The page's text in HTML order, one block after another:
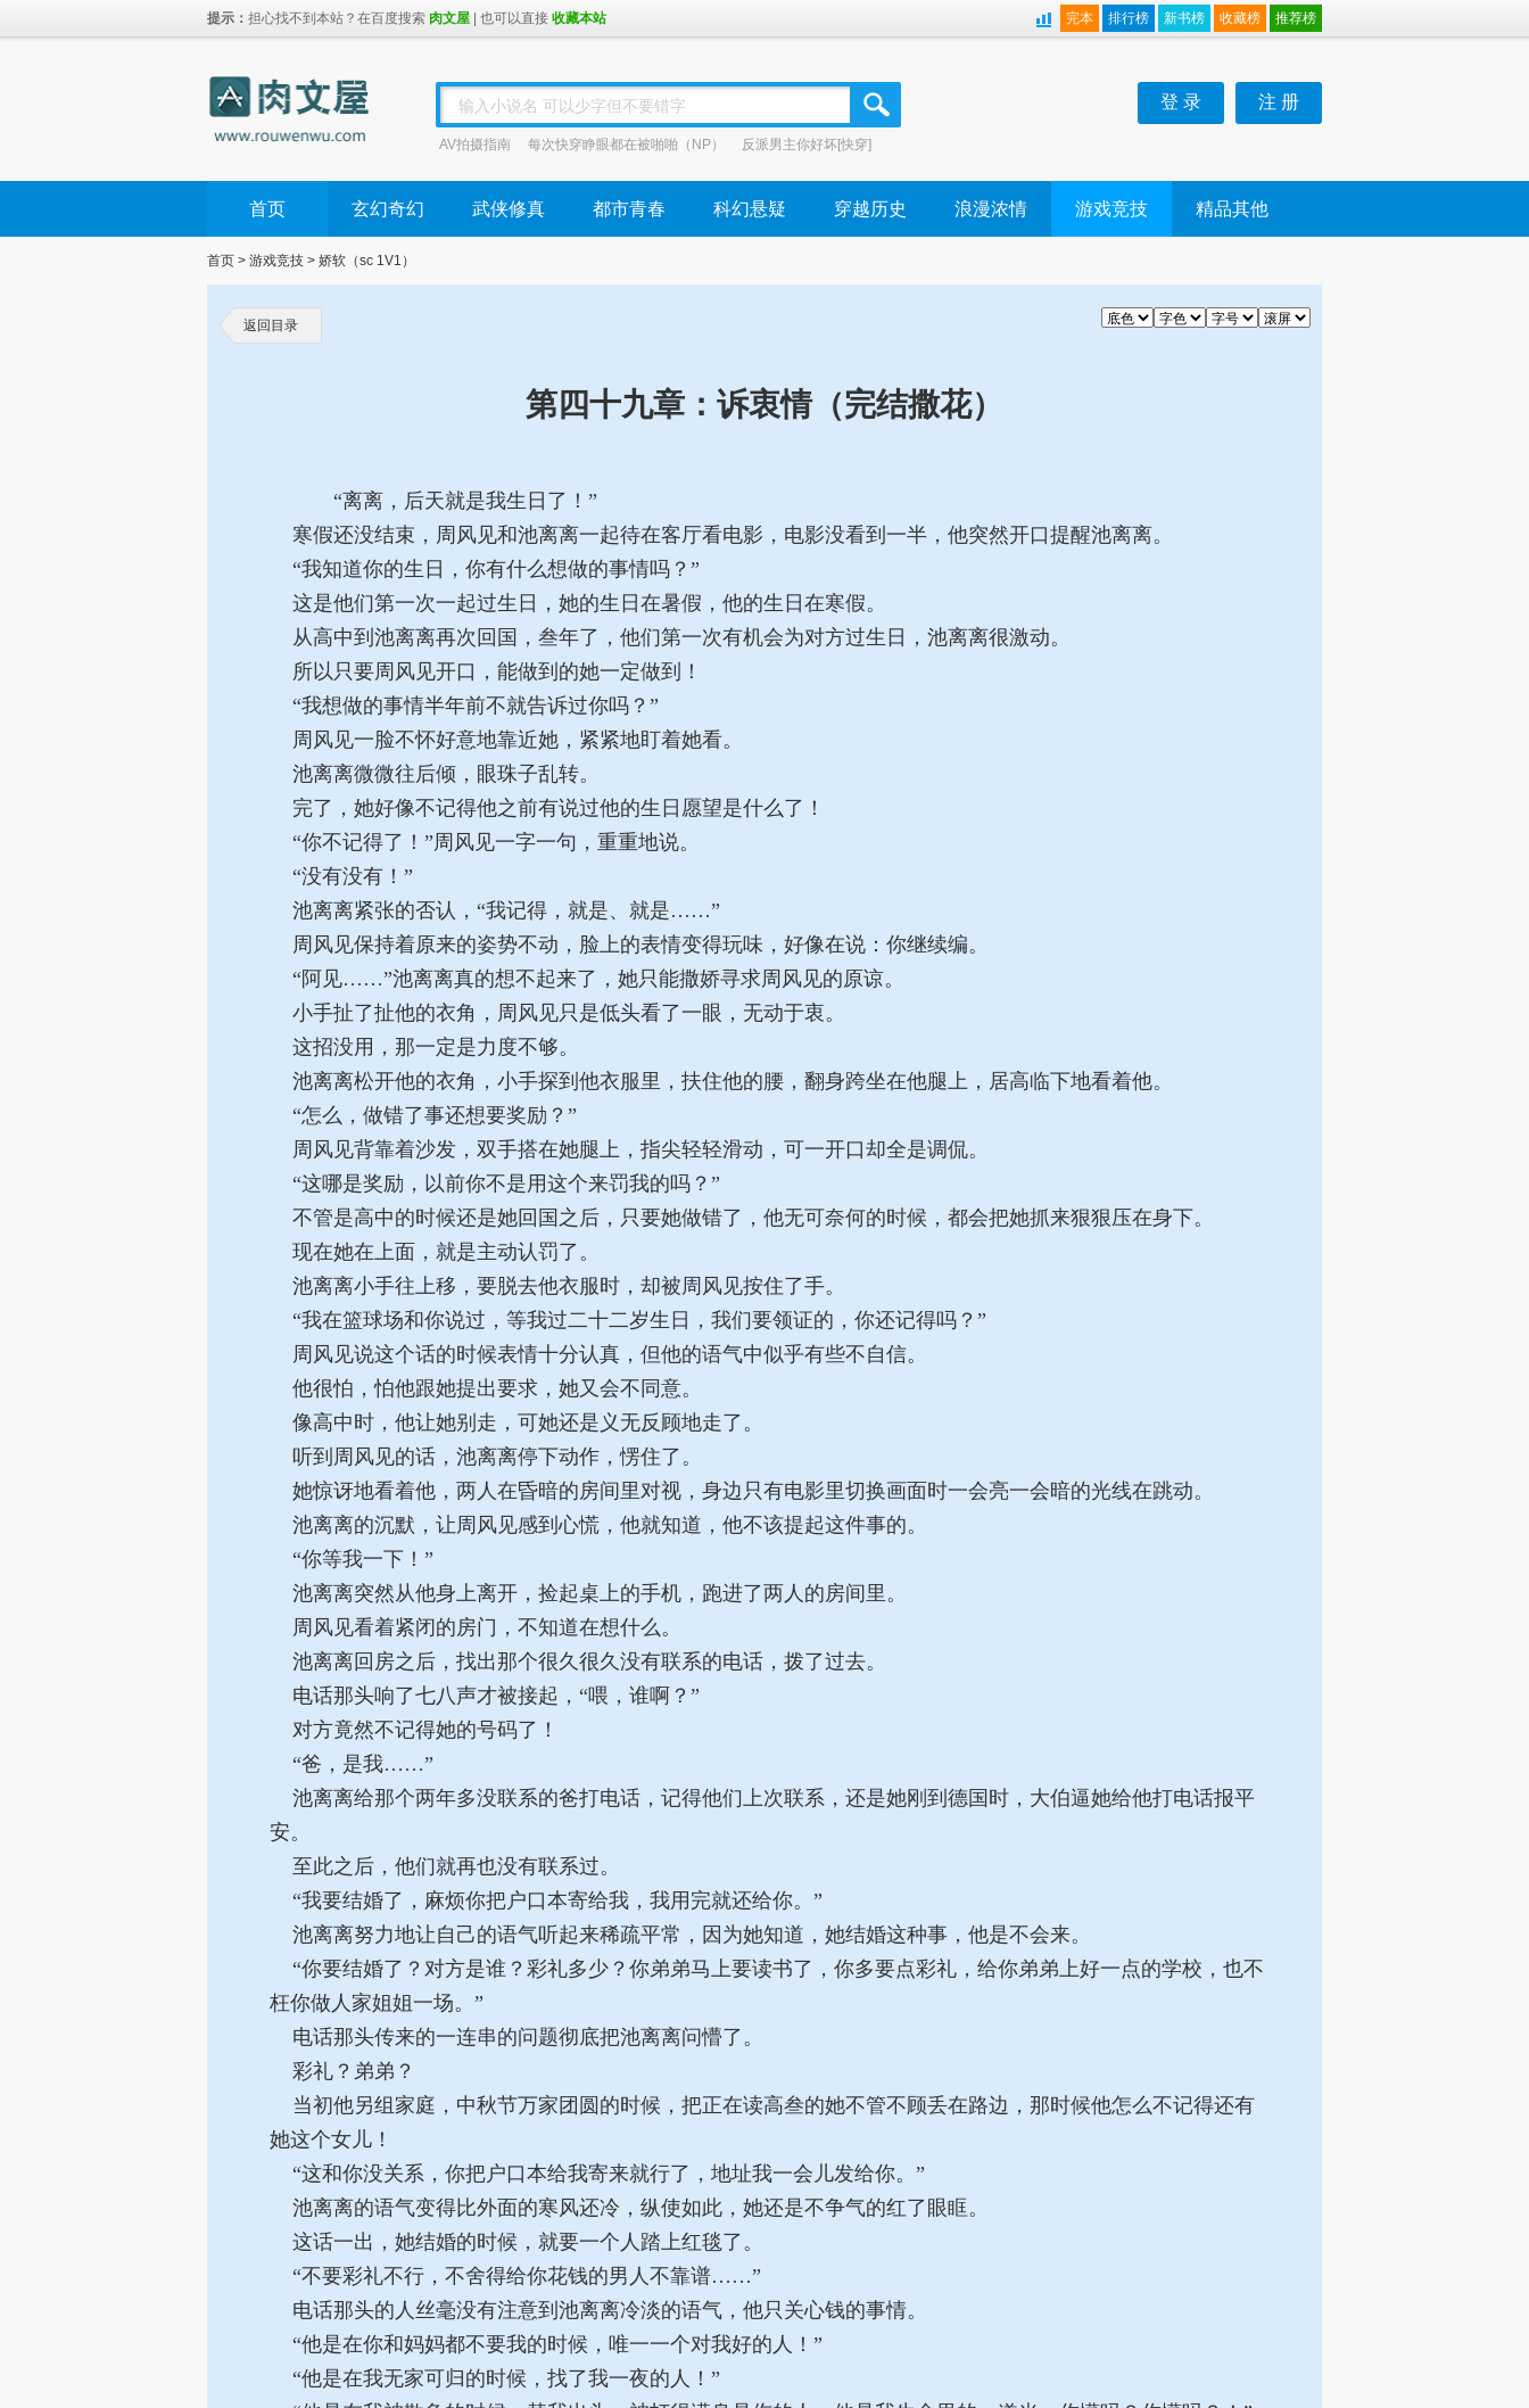
提示： 担心找不到本站？在百度搜索 肉文屋 | 也可以直接 收藏本站 完本 排行榜 新书榜 收藏榜 推荐榜
输入小说名 可以少字但不要错字
AV拍摄指南 每次快穿睁眼都在被啪啪（NP） 反派男主你好坏[快穿]
登 录 注 册
首页 玄幻奇幻 武侠修真 都市青春 科幻悬疑 穿越历史 浪漫浓情 游戏竞技 精品其他
首页 > 游戏竞技 > 娇软（sc 1V1）
返回目录
第四十九章：诉衷情（完结撒花）
“离离，后天就是我生日了！”
寒假还没结束，周风见和池离离一起待在客厅看电影，电影没看到一半，他突然开口提醒池离离。
“我知道你的生日，你有什么想做的事情吗？”
这是他们第一次一起过生日，她的生日在暑假，他的生日在寒假。
从高中到池离离再次回国，叁年了，他们第一次有机会为对方过生日，池离离很激动。
所以只要周风见开口，能做到的她一定做到！
“我想做的事情半年前不就告诉过你吗？”
周风见一脸不怀好意地靠近她，紧紧地盯着她看。
池离离微微往后倾，眼珠子乱转。
完了，她好像不记得他之前有说过他的生日愿望是什么了！
“你不记得了！”周风见一字一句，重重地说。
“没有没有！”
池离离紧张的否认，“我记得，就是、就是……”
周风见保持着原来的姿势不动，脸上的表情变得玩味，好像在说：你继续编。
“阿见……”池离离真的想不起来了，她只能撒娇寻求周风见的原谅。
小手扯了扯他的衣角，周风见只是低头看了一眼，无动于衷。
这招没用，那一定是力度不够。
池离离松开他的衣角，小手探到他衣服里，扶住他的腰，翻身跨坐在他腿上，居高临下地看着他。
“怎么，做错了事还想要奖励？”
周风见背靠着沙发，双手搭在她腿上，指尖轻轻滑动，可一开口却全是调侃。
“这哪是奖励，以前你不是用这个来罚我的吗？”
不管是高中的时候还是她回国之后，只要她做错了，他无可奈何的时候，都会把她抓来狠狠压在身下。
现在她在上面，就是主动认罚了。
池离离小手往上移，要脱去他衣服时，却被周风见按住了手。
“我在篮球场和你说过，等我过二十二岁生日，我们要领证的，你还记得吗？”
周风见说这个话的时候表情十分认真，但他的语气中似乎有些不自信。
他很怕，怕他跟她提出要求，她又会不同意。
像高中时，他让她别走，可她还是义无反顾地走了。
听到周风见的话，池离离停下动作，愣住了。
她惊讶地看着他，两人在昏暗的房间里对视，身边只有电影里切换画面时一会亮一会暗的光线在跳动。
池离离的沉默，让周风见感到心慌，他就知道，他不该提起这件事的。
“你等我一下！”
池离离突然从他身上离开，捡起桌上的手机，跑进了两人的房间里。
周风见看着紧闭的房门，不知道在想什么。
池离离回房之后，找出那个很久很久没有联系的电话，拨了过去。
电话那头响了七八声才被接起，“喂，谁啊？”
对方竟然不记得她的号码了！
“爸，是我……”
池离离给那个两年多没联系的爸打电话，记得他们上次联系，还是她刚到德国时，大伯逼她给他打电话报平
安。
至此之后，他们就再也没有联系过。
“我要结婚了，麻烦你把户口本寄给我，我用完就还给你。”
池离离努力地让自己的语气听起来稀疏平常，因为她知道，她结婚这种事，他是不会来。
“你要结婚了？对方是谁？彩礼多少？你弟弟马上要读书了，你多要点彩礼，给你弟弟上好一点的学校，也不
枉你做人家姐姐一场。”
电话那头传来的一连串的问题彻底把池离离问懵了。
彩礼？弟弟？
当初他另组家庭，中秋节万家团圆的时候，把正在读高叁的她不管不顾丢在路边，那时候他怎么不记得还有
她这个女儿！
“这和你没关系，你把户口本给我寄来就行了，地址我一会儿发给你。”
池离离的语气变得比外面的寒风还冷，纵使如此，她还是不争气的红了眼眶。
这话一出，她结婚的时候，就要一个人踏上红毯了。
“不要彩礼不行，不舍得给你花钱的男人不靠谱……”
电话那头的人丝毫没有注意到池离离冷淡的语气，他只关心钱的事情。
“他是在你和妈妈都不要我的时候，唯一一个对我好的人！”
“他是在我无家可归的时候，找了我一夜的人！”